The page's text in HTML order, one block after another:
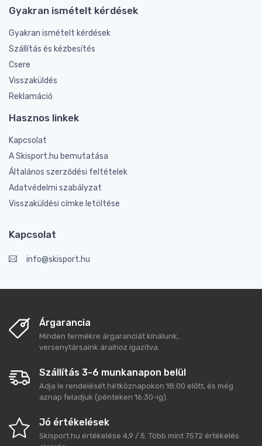
Gyakran ismételt kérdések
Gyakran ismételt kérdések
Szállítás és kézbesítés
Csere
Visszaküldés
Reklamáció
Hasznos linkek
Kapcsolat
A Skisport.hu bemutatása
Általános szerződési feltételek
Adatvédelmi szabályzat
Visszaküldési címke letöltése
Kapcsolat
info@skisport.hu
Árgarancia
Minden termékre árgaranciát kínálunk,
versenytársaink áraihoz igazítva.
Szállítás 3-6 munkanapon belül
Adja le rendelését hétköznapokon 18:00 előtt, és még
aznap feladjuk (pénteken 16:30-ig).
Jó értékelések
Skisport.hu értékelése 4,9 / 5. Több mint 7572 értékelés